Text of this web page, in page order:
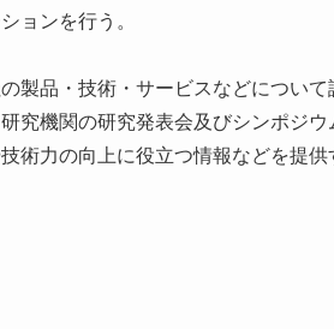
ョンを行う。
製品・技術・サービスなどについ
究機関の研究発表会及びシンポジ
術力の向上に役立つ情報などを提供